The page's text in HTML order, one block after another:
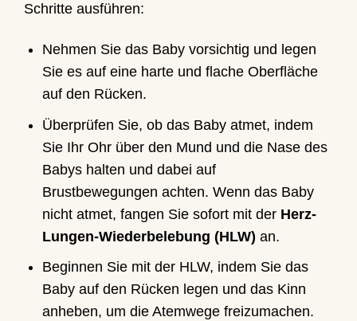
Schritte ausführen:
Nehmen Sie das Baby vorsichtig und legen
Sie es auf eine harte und flache Oberfläche
auf den Rücken.
Überprüfen Sie, ob das Baby atmet, indem
Sie Ihr Ohr über den Mund und die Nase des
Babys halten und dabei auf
Brustbewegungen achten. Wenn das Baby
nicht atmet, fangen Sie sofort mit der Herz-
Lungen-Wiederbelebung (HLW) an.
Beginnen Sie mit der HLW, indem Sie das
Baby auf den Rücken legen und das Kinn
anheben, um die Atemwege freizumachen.